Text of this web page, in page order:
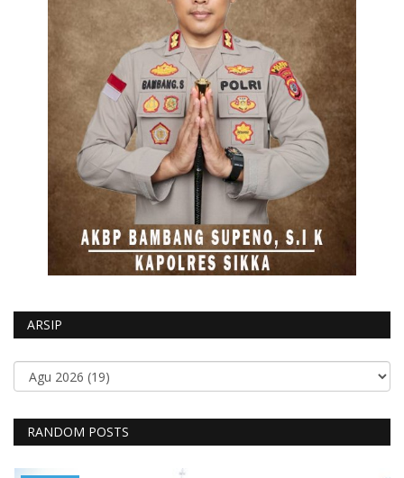
ARSIP
RANDOM POSTS